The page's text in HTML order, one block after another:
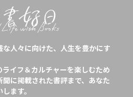
人々に向けた、人生を豊かにす
イフ＆カルチャーを楽しむため
に掲載された書評まで、あなた
ます。